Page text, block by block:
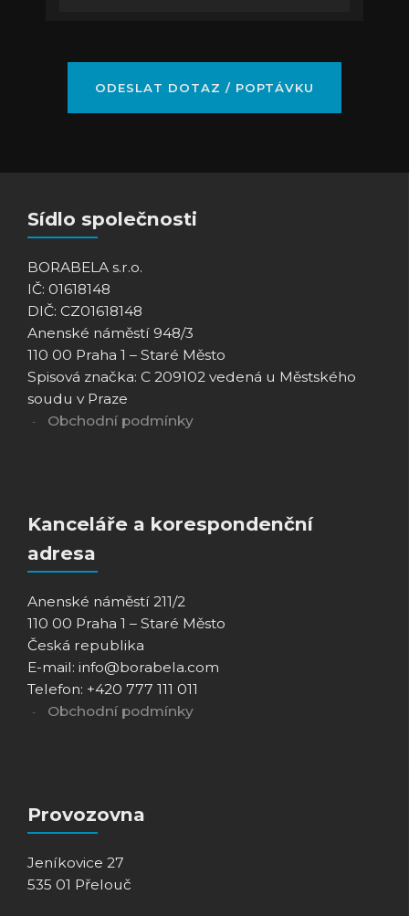
Sídlo společnosti
BORABELA s.r.o.
IČ: 01618148
DIČ: CZ01618148
Anenské náměstí 948/3
110 00 Praha 1 – Staré Město
Spisová značka: C 209102 vedená u Městského
soudu v Praze
Obchodní podmínky
Kanceláře a korespondenční
adresa
Anenské náměstí 211/2
110 00 Praha 1 – Staré Město
Česká republika
E-mail: info@borabela.com
Telefon: +420 777 111 011
Obchodní podmínky
Provozovna
Jeníkovice 27
535 01 Přelouč